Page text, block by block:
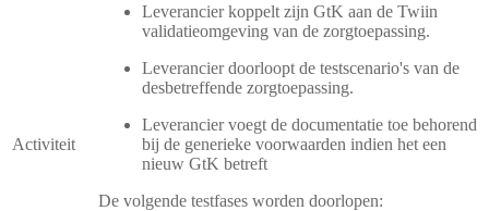
Activiteit
Leverancier koppelt zijn GtK aan de Twiin
validatieomgeving van de zorgtoepassing.
Leverancier doorloopt de testscenario's van de
desbetreffende zorgtoepassing.
Leverancier voegt de documentatie toe behorend
bij de generieke voorwaarden indien het een
nieuw GtK betreft
De volgende testfases worden doorlopen: